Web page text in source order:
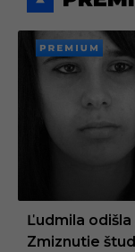
PREMI
UM
Ľudmila
Zmiznutie